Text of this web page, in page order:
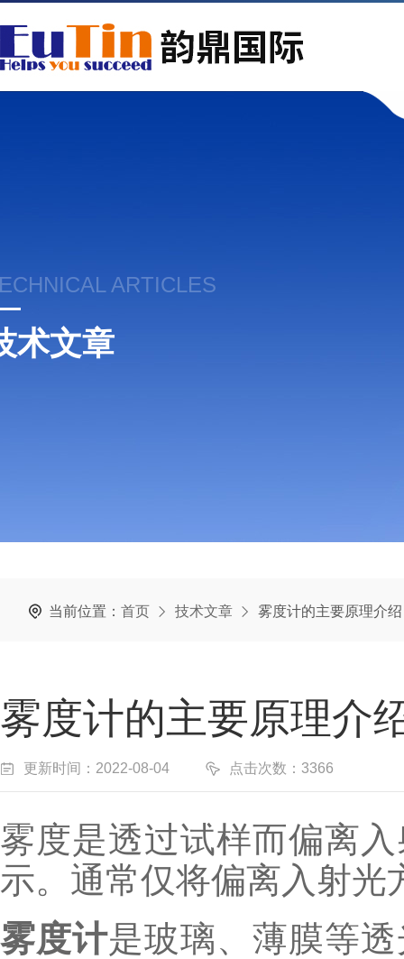
ARTICLES
术文章
当前位置： 首页 技术文章 雾度计的主要原理介绍
雾度计的主要原理介
更新时间：2022-08-04 点击次数：3366
雾度是透过试样而偏离
示。通常仅将偏离入射
雾度计是玻璃、薄膜等